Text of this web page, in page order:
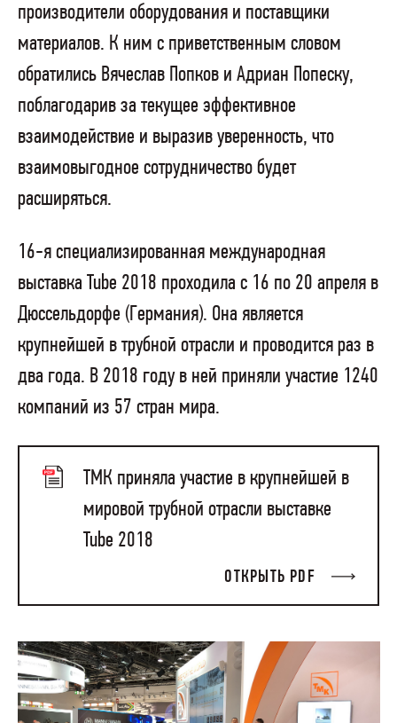
производители оборудования и поставщики
материалов. К ним с приветственным словом
обратились Вячеслав Попков и Адриан Попеску,
поблагодарив за текущее эффективное
взаимодействие и выразив уверенность, что
взаимовыгодное сотрудничество будет
расширяться.
16-я специализированная международная
выставка Tube 2018 проходила с 16 по 20 апреля в
Дюссельдорфе (Германия). Она является
крупнейшей в трубной отрасли и проводится раз в
два года. В 2018 году в ней приняли участие 1240
компаний из 57 стран мира.
ТМК приняла участие в крупнейшей в
мировой трубной отрасли выставке
Tube 2018
ОТКРЫТЬ PDF